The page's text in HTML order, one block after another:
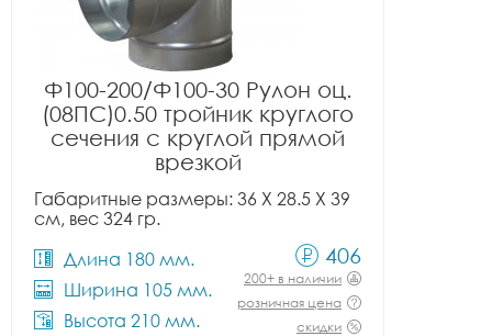
Ф100-200/Ф100-30 Рулон оц.
(08ПС)0.50 тройник круглого
сечения с круглой прямой
врезкой
Габаритные размеры: 36 X 28.5 X 39
см, вес 324 гр.
Длина 180 мм.
Ширина 105 мм.
Высота 210 мм.
406
200+ в наличии
розничная цена
скидки